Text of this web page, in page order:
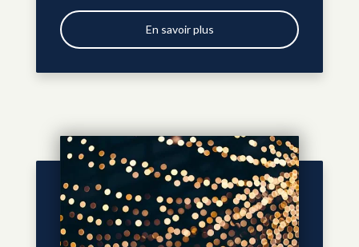
En savoir plus